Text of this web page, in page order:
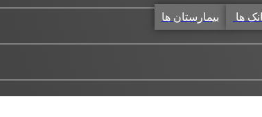
ها
بیمارستان ها